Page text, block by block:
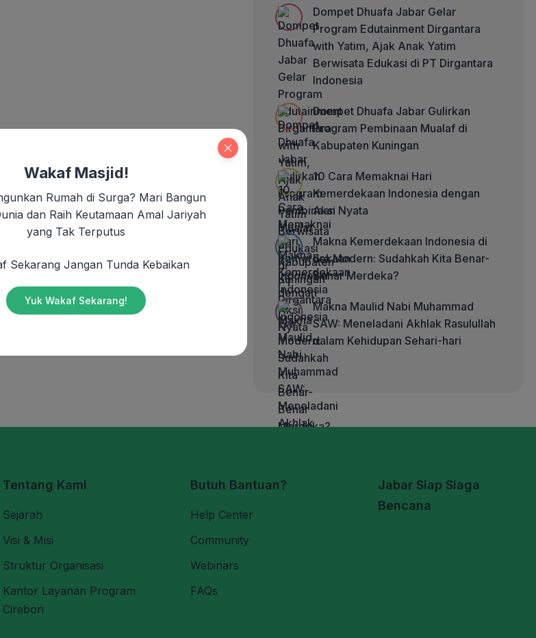
Dompet Dhuafa Jabar Gelar
Program Edutainment Dirgantara
with Yatim, Ajak Anak Yatim
Berwisata Edukasi di PT Dirgantara
Indonesia
Dompet Dhuafa Jabar Gulirkan
Program Pembinaan Mualaf di
Kabupaten Kuningan
10 Cara Memaknai Hari
Kemerdekaan Indonesia dengan
Aksi Nyata
Makna Kemerdekaan Indonesia di
Era Modern: Sudahkah Kita Benar-
Benar Merdeka?
Makna Maulid Nabi Muhammad
SAW: Meneladani Akhlak Rasulullah
dalam Kehidupan Sehari-hari
Tentang Kami
Sejarah
Visi & Misi
Struktur Organisasi
Kantor Layanan Program
Cirebon
Butuh Bantuan?
Help Center
Community
Webinars
FAQs
Jabar Siap Siaga
Bencana
Wakaf Masjid!
Rumah di Surga? Mari Bangun
dan Raih Keutamaan Amal Jariyah
yang Tak Terputus
Jangan Tunda Kebaikan
Yuk Wakaf Sekarang!